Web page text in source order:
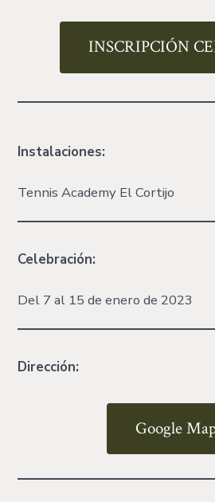
INSCRIPCIÓN
Instalaciones:
Tennis Academy El Cortijo
Celebración:
Del 7 al 15 de enero de 2023
Dirección:
Google